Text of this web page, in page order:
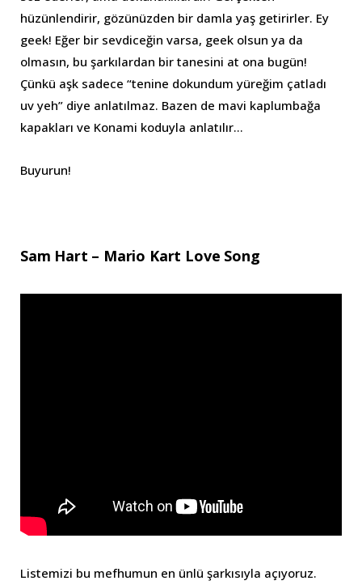
hüzünlendirir, gözünüzden bir damla yaş getirirler. Ey
geek! Eğer bir sevdiceğin varsa, geek olsun ya da
olmasın, bu şarkılardan bir tanesini at ona bugün!
Çünkü aşk sadece “tenine dokundum yüreğim çatladı
uv yeh” diye anlatılmaz. Bazen de mavi kaplumbağa
kapakları ve Konami koduyla anlatılır…
Buyurun!
Sam Hart – Mario Kart Love Song
Listemizi bu mefhumun en ünlü şarkısıyla açıyoruz.